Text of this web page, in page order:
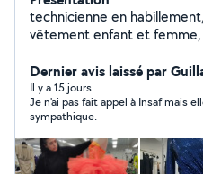
technicienne en
vêtement enfant et femme,
de retouche et couture de
produit:changement de
Dernier avis laissé par
Il y a 15 jours
Je n'ai pas fait appel à Insaf mais
sympathique.